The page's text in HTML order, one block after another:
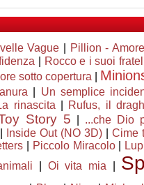
Vague
Pillion -
Rocco e i suoi
sotto copertura
Un semplice
rinascita
Rufus, il
Story 5
...che Dio
Inside Out (NO 3D)| Cime
Piccolo Miracolo|
Oi vita mia